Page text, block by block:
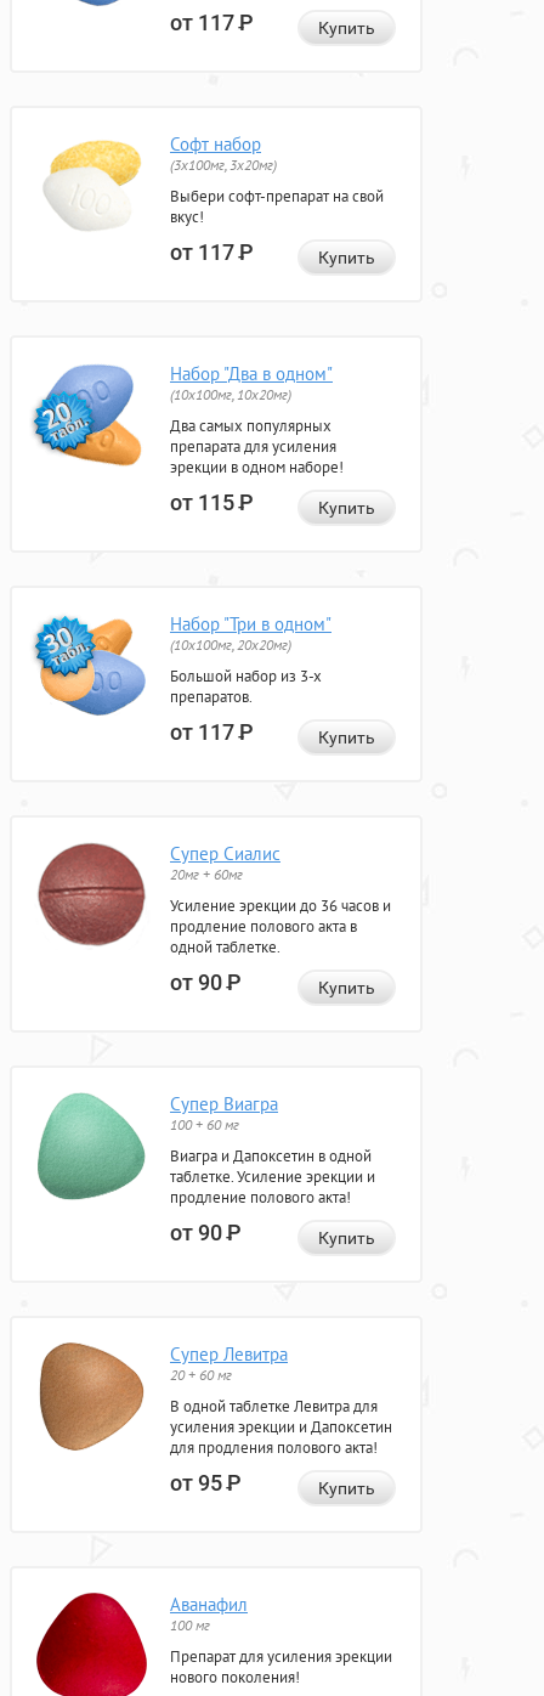
от 117Р Купить
Софт набор
(3x100мг, 3x20мг)
Выбери софт-препарат на свой
вкус!
от 117Р Купить
Набор "Два в одном"
(10x100мг, 10x20мг)
Два самых популярных
препарата для усиления
эрекции в одном наборе!
от 115Р Купить
Набор "Три в одном"
(10x100мг, 20x20мг)
Большой набор из 3-х
препаратов.
от 117Р Купить
Супер Сиалис
20мг + 60мг
Усиление эрекции до 36 часов и
продление полового акта в
одной таблетке.
от 90Р Купить
Супер Виагра
100 + 60 мг
Виагра и Дапоксетин в одной
таблетке. Усиление эрекции и
продление полового акта!
от 90Р Купить
Супер Левитра
20 + 60 мг
В одной таблетке Левитра для
усиления эрекции и Дапоксетин
для продления полового акта!
от 95Р Купить
Аванафил
100 мг
Препарат для усиления эрекции
нового поколения!